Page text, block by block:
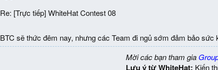
Re: [Trực tiếp] WhiteHat Contest 08
BTC sẽ thức đêm nay, nhưng các Team đi ngủ sớm đảm bảo sức
Mời các bạn tham gia
Lưu ý từ WhiteHat: Kiến